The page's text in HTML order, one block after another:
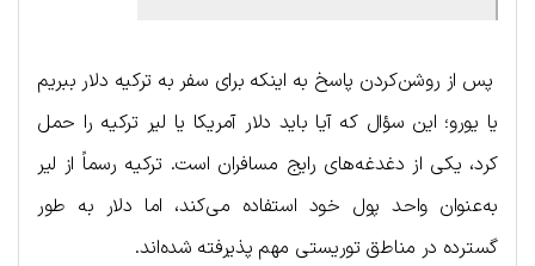
پس از روشن‌کردن پاسخ به اینکه برای سفر به ترکیه دلار ببریم
یا یورو؛ این سؤال که آیا باید دلار آمریکا یا لیر ترکیه را حمل
کرد، یکی از دغدغه‌های رایج مسافران است. ترکیه رسماً از لیر
به‌عنوان واحد پول خود استفاده می‌کند، اما دلار به طور
گسترده در مناطق توریستی مهم پذیرفته شده‌اند.